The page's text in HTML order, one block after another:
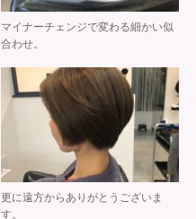
マイナーチェンジで変わる細かい似
合わせ。
更に遠方からありがとうございま
す。